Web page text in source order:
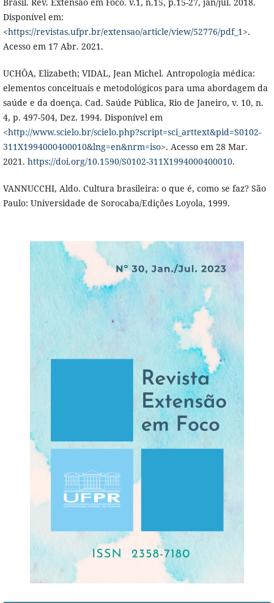
Brasil. Rev. Extensão em Foco. v.1, n.15, p.15-27, jan/jul. 2018.
Disponível em:
<https://revistas.ufpr.br/extensao/article/view/52776/pdf_1>.
Acesso em 17 Abr. 2021.
UCHÔA, Elizabeth; VIDAL, Jean Michel. Antropologia médica:
elementos conceituais e metodológicos para uma abordagem da
saúde e da doença. Cad. Saúde Pública, Rio de Janeiro, v. 10, n.
4, p. 497-504, Dez. 1994. Disponível em
<http://www.scielo.br/scielo.php?script=sci_arttext&pid=S0102-
311X1994000400010&lng=en&nrm=iso>. Acesso em 28 Mar.
2021. https://doi.org/10.1590/S0102-311X1994000400010.
VANNUCCHI, Aldo. Cultura brasileira: o que é, como se faz? São
Paulo: Universidade de Sorocaba/Edições Loyola, 1999.